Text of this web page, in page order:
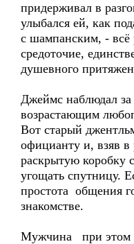
придерживал в
улыбался ей, как
с шампанским, - всё
средоточие,
душевного
Джеймс наблюдал
возрастающим
Вот старый
официанту и, взяв
раскрытую коробку
угощать спутницу.
простота общения
знакомстве.
Мужчина при этом